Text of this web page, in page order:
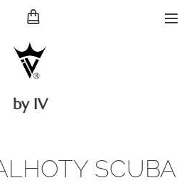
by IV
SCUBA